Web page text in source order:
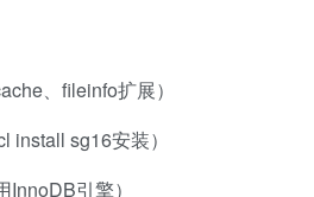
、fileinfo扩展）
install sg16安装）
引擎）